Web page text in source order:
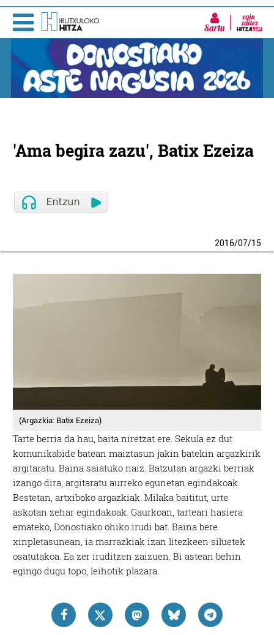
Sartu
'Ama begira zazu', Batix Ezeiza
2016/07/15
(Argazkia: Batix Ezeiza)
Tarte berria da hau, baita niretzat ere. Sekula ez dut
komunikabide batean maiztasun jakin batekin argazkirik
argitaratu. Baina saiatuko naiz. Batzutan argazki berriak
izango dira, argitaratu aurreko egunetan egindakoak.
Bestetan, artxiboko argazkiak. Milaka baititut, urte
askotan zehar egindakoak. Gaurkoan, tarteari hasiera
emateko, Donostiako ohiko irudi bat. Baina bere
xinpletasunean, ia marrazkiak izan litezkeen siluetek
osatutakoa. Ea zer iruditzen zaizuen. Bi astean behin
egingo dugu topo, leihotik plazara.